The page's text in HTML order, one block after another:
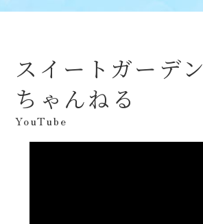
スイートガーデン
ちゃんねる
YouTube